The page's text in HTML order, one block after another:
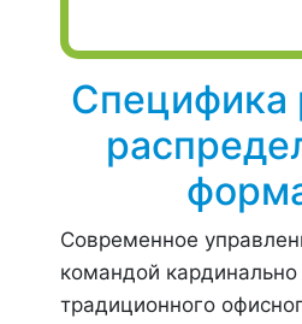
Специфика
Современное
командой кардинально
традиционного